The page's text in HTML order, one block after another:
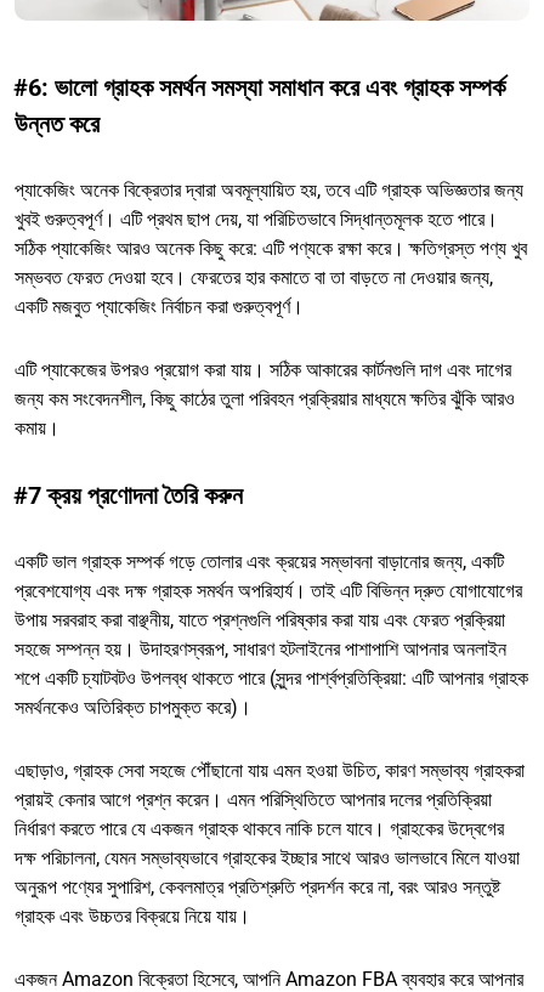
#6: ভালো গ্রাহক সমর্থন সমস্যা সমাধান করে এবং গ্রাহক সম্পর্ক
উন্নত করে
প্যাকেজিং অনেক বিক্রেতার দ্বারা অবমূল্যায়িত হয়, তবে এটি গ্রাহক অভিজ্ঞতার জন্য
খুবই গুরুত্বপূর্ণ। এটি প্রথম ছাপ দেয়, যা পরিচিতভাবে সিদ্ধান্তমূলক হতে পারে।
সঠিক প্যাকেজিং আরও অনেক কিছু করে: এটি পণ্যকে রক্ষা করে। ক্ষতিগ্রস্ত পণ্য খুব
সম্ভবত ফেরত দেওয়া হবে। ফেরতের হার কমাতে বা তা বাড়তে না দেওয়ার জন্য,
একটি মজবুত প্যাকেজিং নির্বাচন করা গুরুত্বপূর্ণ।
এটি প্যাকেজের উপরও প্রয়োগ করা যায়। সঠিক আকারের কার্টনগুলি দাগ এবং দাগের
জন্য কম সংবেদনশীল, কিছু কাঠের তুলা পরিবহন প্রক্রিয়ার মাধ্যমে ক্ষতির ঝুঁকি আরও
কমায়।
#7 ক্রয় প্রণোদনা তৈরি করুন
একটি ভাল গ্রাহক সম্পর্ক গড়ে তোলার এবং ক্রয়ের সম্ভাবনা বাড়ানোর জন্য, একটি
প্রবেশযোগ্য এবং দক্ষ গ্রাহক সমর্থন অপরিহার্য। তাই এটি বিভিন্ন দ্রুত যোগাযোগের
উপায় সরবরাহ করা বাঞ্ছনীয়, যাতে প্রশ্নগুলি পরিষ্কার করা যায় এবং ফেরত প্রক্রিয়া
সহজে সম্পন্ন হয়। উদাহরণস্বরূপ, সাধারণ হটলাইনের পাশাপাশি আপনার অনলাইন
শপে একটি চ্যাটবটও উপলব্ধ থাকতে পারে (সুন্দর পার্শ্বপ্রতিক্রিয়া: এটি আপনার গ্রাহক
সমর্থনকেও অতিরিক্ত চাপমুক্ত করে)।
এছাড়াও, গ্রাহক সেবা সহজে পৌঁছানো যায় এমন হওয়া উচিত, কারণ সম্ভাব্য গ্রাহকরা
প্রায়ই কেনার আগে প্রশ্ন করেন। এমন পরিস্থিতিতে আপনার দলের প্রতিক্রিয়া
নির্ধারণ করতে পারে যে একজন গ্রাহক থাকবে নাকি চলে যাবে। গ্রাহকের উদ্বেগের
দক্ষ পরিচালনা, যেমন সম্ভাব্যভাবে গ্রাহকের ইচ্ছার সাথে আরও ভালভাবে মিলে যাওয়া
অনুরূপ পণ্যের সুপারিশ, কেবলমাত্র প্রতিশ্রুতি প্রদর্শন করে না, বরং আরও সন্তুষ্ট
গ্রাহক এবং উচ্চতর বিক্রয়ে নিয়ে যায়।
একজন Amazon বিক্রেতা হিসেবে, আপনি Amazon FBA ব্যবহার করে আপনার